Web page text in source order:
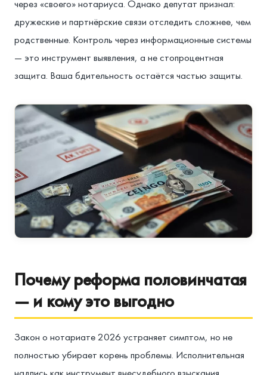
через «своего» нотариуса. Однако депутат признал:
дружеские и партнёрские связи отследить сложнее, чем
родственные. Контроль через информационные системы
— это инструмент выявления, а не стопроцентная
защита. Ваша бдительность остаётся частью защиты.
Почему реформа половинчатая
— и кому это выгодно
Закон о нотариате 2026 устраняет симптом, но не
полностью убирает корень проблемы. Исполнительная